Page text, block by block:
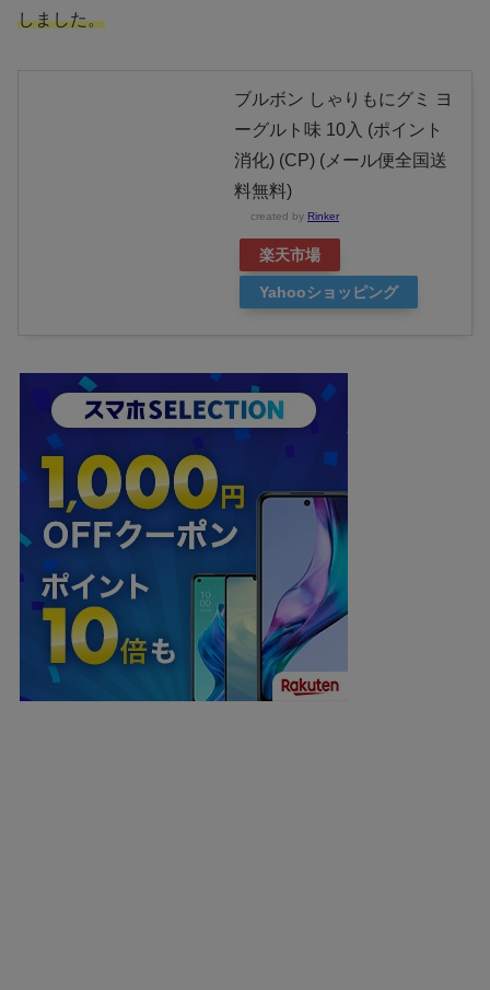
しました。
ブルボン しゃりもにグミ ヨ
ーグルト味 10入 (ポイント
消化) (CP) (メール便全国送
料無料)
created by Rinker
楽天市場
Yahooショッピング